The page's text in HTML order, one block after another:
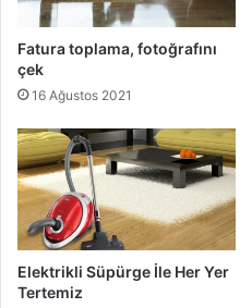
Fatura toplama, fotoğrafını
çek
16 Ağustos 2021
Elektrikli Süpürge İle Her Yer
Tertemiz